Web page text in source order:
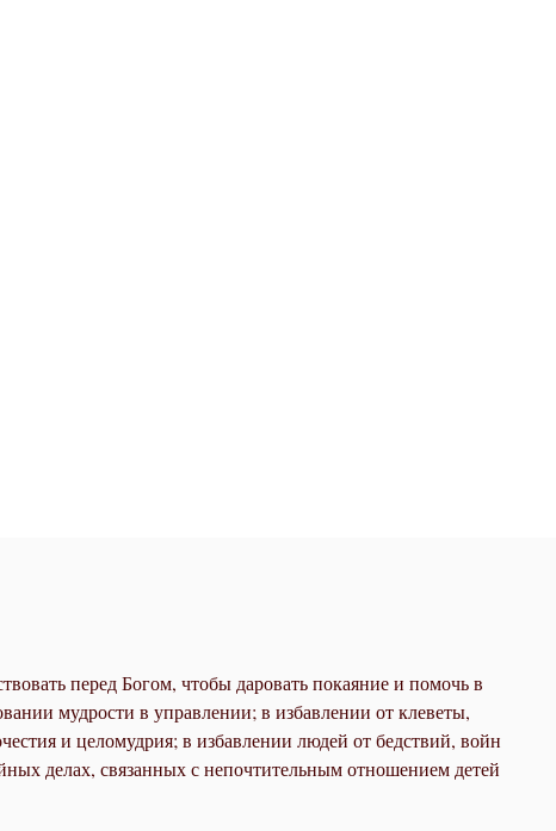
перед Богом, чтобы даровать покаяние и помочь в
мудрости в управлении; в избавлении от клеветы,
и целомудрия; в избавлении людей от бедствий, войн
делах, связанных с непочтительным отношением детей